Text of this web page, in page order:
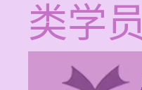
类学员